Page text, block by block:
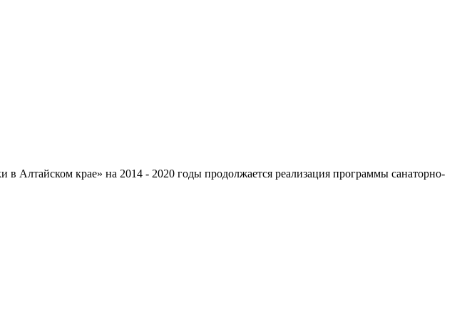
Алтайском крае» на 2014 - 2020 годы продолжается реализация программы санаторно-